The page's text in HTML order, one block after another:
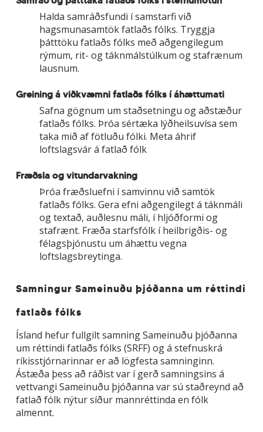
Halda samráðsfundi í samstarfi við
hagsmunasamtök fatlaðs fólks. Tryggja
þátttöku fatlaðs fólks með aðgengilegum
rýmum, rit- og táknmálstúlkum og stafrænum
lausnum.
Greining á viðkvæmni fatlaðs fólks í áhættumati
Safna gögnum um staðsetningu og aðstæður
fatlaðs fólks. Þróa sértæka lýðheilsuvísa sem
taka mið af fötluðu fólki. Meta áhrif
loftslagsvár á fatlað fólk
Fræðsla og vitundarvakning
Þróa fræðsluefni í samvinnu við samtök
fatlaðs fólks. Gera efni aðgengilegt á táknmáli
og textað, auðlesnu máli, í hljóðformi og
stafrænt. Fræða starfsfólk í heilbrigðis- og
félagsþjónustu um áhættu vegna
loftslagsbreytinga.
Samningur Sameinuðu þjóðanna um réttindi
fatlaðs fólks
Ísland hefur fullgilt samning Sameinuðu þjóðanna
um réttindi fatlaðs fólks (SRFF) og á stefnuskrá
ríkisstjórnarinnar er að lögfesta samninginn.
Ástæða þess að ráðist var í gerð samningsins á
vettvangi Sameinuðu þjóðanna var sú staðreynd að
fatlað fólk nýtur síður mannréttinda en fólk
almennt.